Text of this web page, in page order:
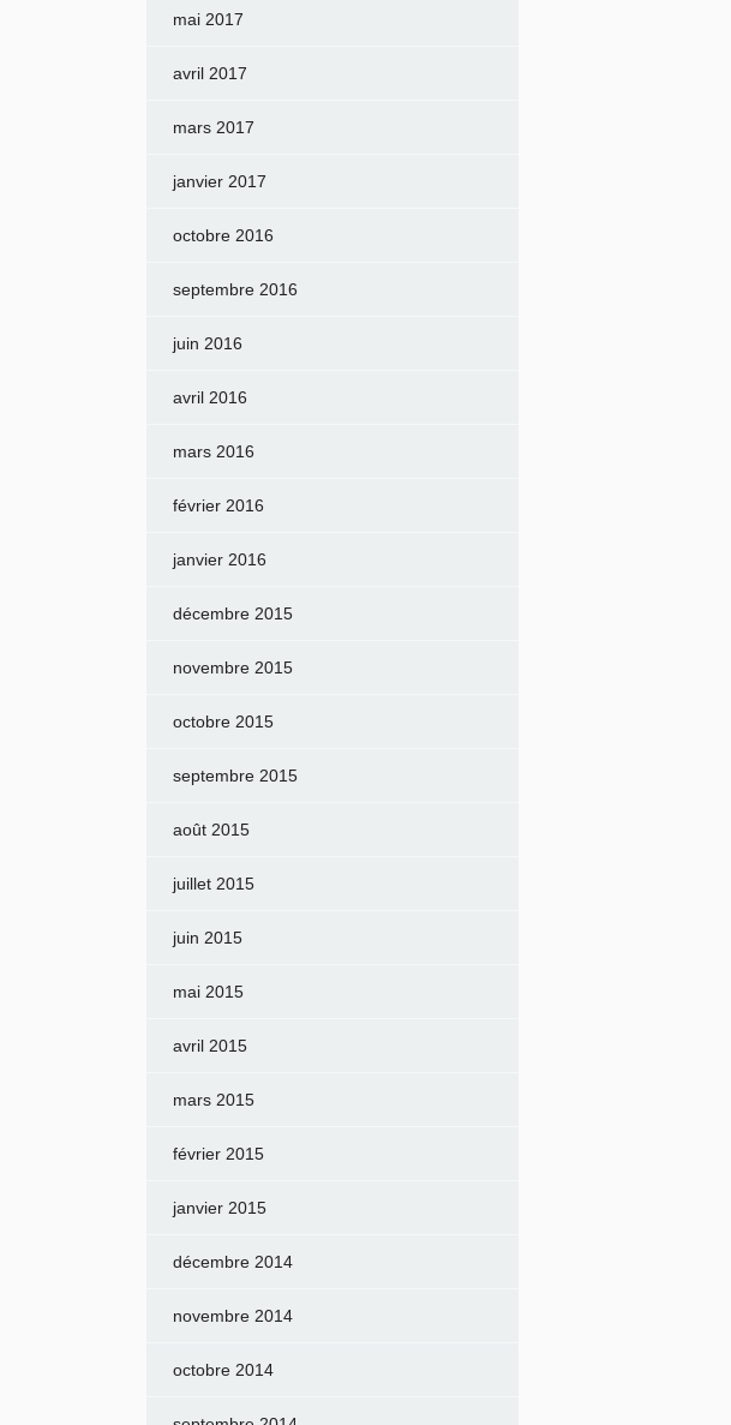
mai 2017
avril 2017
mars 2017
janvier 2017
octobre 2016
septembre 2016
juin 2016
avril 2016
mars 2016
février 2016
janvier 2016
décembre 2015
novembre 2015
octobre 2015
septembre 2015
août 2015
juillet 2015
juin 2015
mai 2015
avril 2015
mars 2015
février 2015
janvier 2015
décembre 2014
novembre 2014
octobre 2014